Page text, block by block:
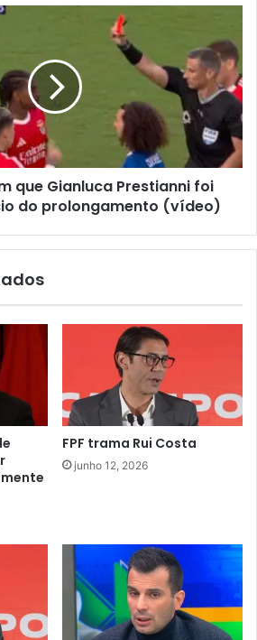
que Gianluca Prestianni foi
do prolongamento (vídeo)
FPF trama Rui Costa
junho 12, 2026